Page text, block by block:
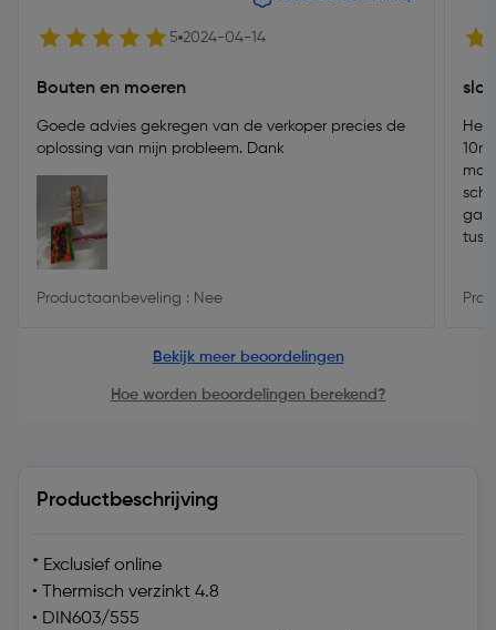
5 2024-04-14
Bouten en moeren
Goede advies gekregen van de verkoper precies de
oplossing van mijn probleem. Dank
Productaanbeveling : Nee
Het
Bekijk meer beoordelingen
Hoe worden beoordelingen berekend?
Productbeschrijving
* Exclusief online
• Thermisch verzinkt 4.8
• DIN603/555